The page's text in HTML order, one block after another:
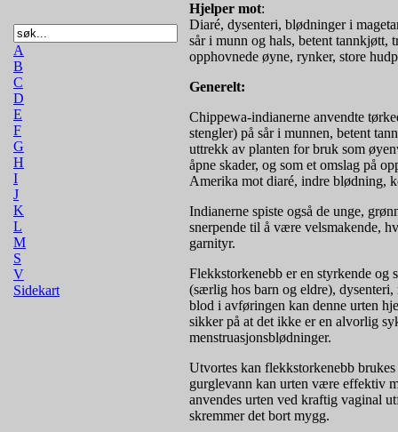
A
B
C
D
E
F
G
H
I
J
K
L
M
S
V
Sidekart
Hjelper mot:
Diaré, dysenteri, blødninger i
sår i munn og hals, betent tannkjøtt,
opphovnede øyne, rynker, store
Generelt:
Chippewa-indianerne anvendte
stengler) på sår i munnen, betent
uttrekk av planten for bruk som
åpne skader, og som et omslag på
Amerika mot diaré, indre blødning,
Indianerne spiste også de unge,
snerpende til å være velsmakende,
garnityr.
Flekkstorkenebb er en styrkende og
(særlig hos barn og eldre), dysenteri,
blod i avføringen kan denne urten
sikker på at det ikke er en alvorlig
menstruasjonsblødninger.
Utvortes kan flekkstorkenebb
gurglevann kan urten være effektiv
anvendes urten ved kraftig vaginal
skremmer det bort mygg.